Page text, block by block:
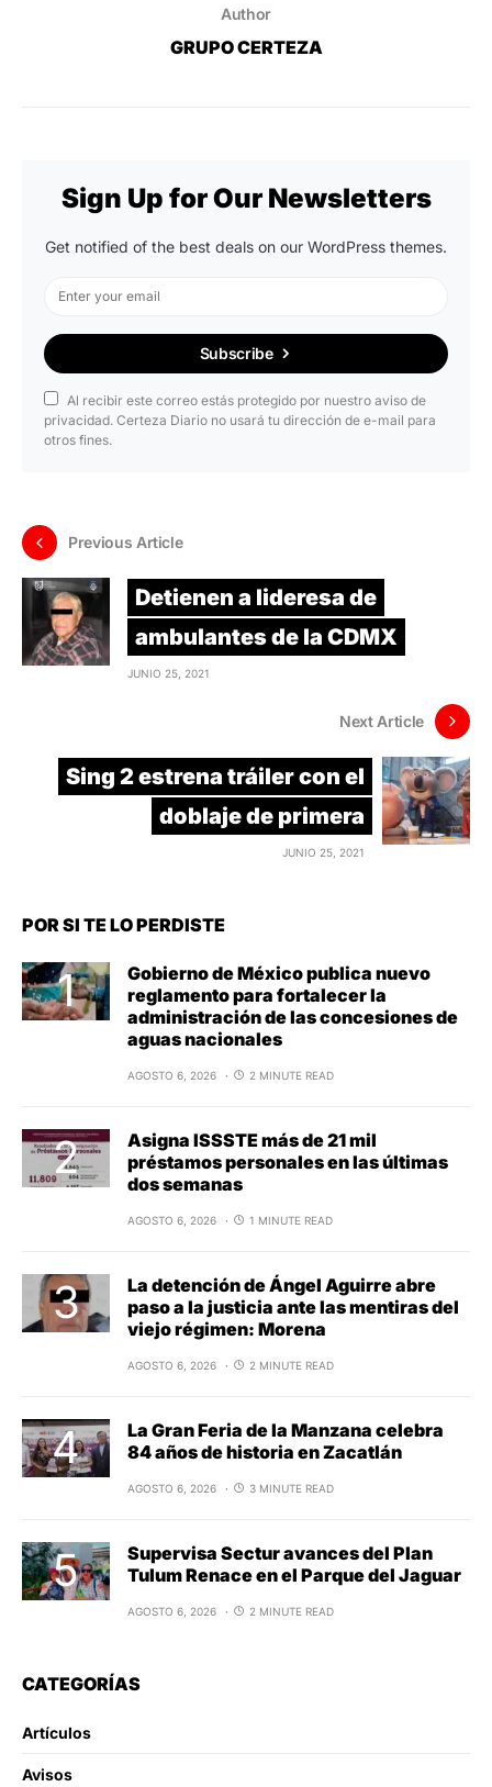
Author
GRUPO CERTEZA
Sign Up for Our Newsletters
Get notified of the best deals on our WordPress themes.
Subscribe
Al recibir este correo estás protegido por nuestro aviso de
privacidad. Certeza Diario no usará tu dirección de e-mail para
otros fines.
Previous Article
Detienen a lideresa de
ambulantes de la CDMX
JUNIO 25, 2021
Next Article
Sing 2 estrena tráiler con el
doblaje de primera
JUNIO 25, 2021
POR SI TE LO PERDISTE
Gobierno de México publica nuevo
reglamento para fortalecer la
administración de las concesiones de
aguas nacionales
AGOSTO 6, 2026 2 MINUTE READ
Asigna ISSSTE más de 21 mil
préstamos personales en las últimas
dos semanas
AGOSTO 6, 2026 1 MINUTE READ
La detención de Ángel Aguirre abre
paso a la justicia ante las mentiras del
viejo régimen: Morena
AGOSTO 6, 2026 2 MINUTE READ
La Gran Feria de la Manzana celebra
84 años de historia en Zacatlán
AGOSTO 6, 2026 3 MINUTE READ
Supervisa Sectur avances del Plan
Tulum Renace en el Parque del Jaguar
AGOSTO 6, 2026 2 MINUTE READ
CATEGORÍAS
Artículos
Avisos